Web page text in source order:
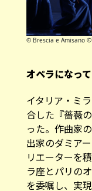
© Brescia e Amisano
オペラになっ
イタリア・ミ
合した『薔薇
った。作曲家
出家のダミア
リエーターを
ラ座とパリの
を委嘱し、実